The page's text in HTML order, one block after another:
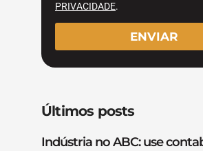
PRIVACIDADE.
ENVIAR
Últimos posts
Indústria no ABC: use